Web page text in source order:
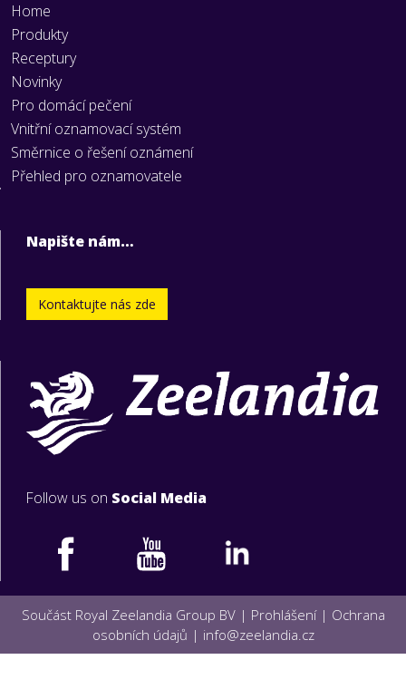
Home
Produkty
Receptury
Novinky
Pro domácí pečení
Vnitřní oznamovací systém
Směrnice o řešení oznámení
Přehled pro oznamovatele
Napište nám…
Kontaktujte nás zde
Follow us on Social Media
Součást Royal Zeelandia Group BV | Prohlášení| Ochrana
osobních údajů | info@zeelandia.cz